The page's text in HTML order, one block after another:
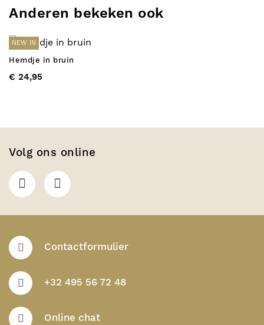
Anderen bekeken ook
NEW IN
Hemdje in bruin
€ 24,95
Volg ons online
Contactformulier
+32 495 56 72 48
Online chat